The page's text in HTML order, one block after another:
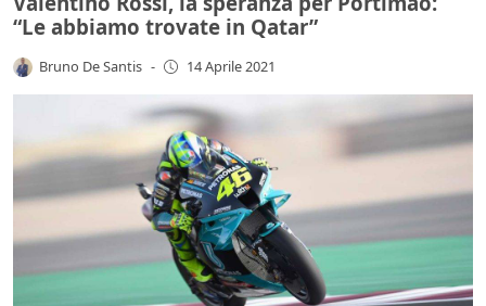
“Le abbiamo trovate in Qatar”
Bruno De Santis - 14 Aprile 2021